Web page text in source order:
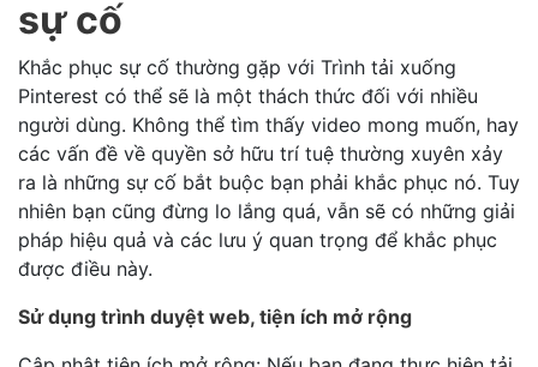
sự cố
Khắc phục sự cố thường gặp với Trình tải xuống
Pinterest có thể sẽ là một thách thức đối với nhiều
người dùng. Không thể tìm thấy video mong muốn, hay
các vấn đề về quyền sở hữu trí tuệ thường xuyên xảy
ra là những sự cố bắt buộc bạn phải khắc phục nó. Tuy
nhiên bạn cũng đừng lo lắng quá, vẫn sẽ có những giải
pháp hiệu quả và các lưu ý quan trọng để khắc phục
được điều này.
Sử dụng trình duyệt web, tiện ích mở rộng